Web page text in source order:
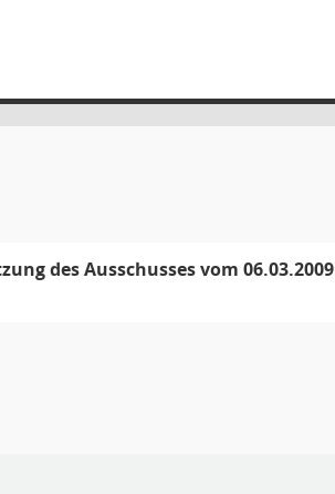
des Ausschusses vom 06.03.2009